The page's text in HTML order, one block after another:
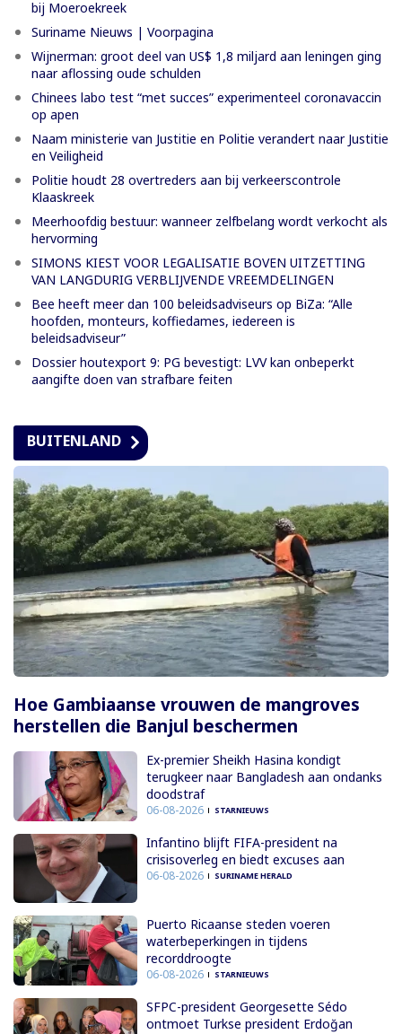
bij Moeroekreek
Suriname Nieuws | Voorpagina
Wijnerman: groot deel van US$ 1,8 miljard aan leningen ging
naar aflossing oude schulden
Chinees labo test “met succes” experimenteel coronavaccin
op apen
Naam ministerie van Justitie en Politie verandert naar Justitie
en Veiligheid
Politie houdt 28 overtreders aan bij verkeerscontrole
Klaaskreek
Meerhoofdig bestuur: wanneer zelfbelang wordt verkocht als
hervorming
SIMONS KIEST VOOR LEGALISATIE BOVEN UITZETTING
VAN LANGDURIG VERBLIJVENDE VREEMDELINGEN
Bee heeft meer dan 100 beleidsadviseurs op BiZa: “Alle
hoofden, monteurs, koffiedames, iedereen is
beleidsadviseur”
Dossier houtexport 9: PG bevestigt: LVV kan onbeperkt
aangifte doen van strafbare feiten
BUITENLAND
Hoe Gambiaanse vrouwen de mangroves
herstellen die Banjul beschermen
Ex-premier Sheikh Hasina kondigt
terugkeer naar Bangladesh aan ondanks
doodstraf
06-08-2026 STARNIEUWS
Infantino blijft FIFA-president na
crisisoverleg en biedt excuses aan
06-08-2026 SURINAME HERALD
Puerto Ricaanse steden voeren
waterbeperkingen in tijdens
recorddroogte
06-08-2026 STARNIEUWS
SFPC-president Georgesette Sédo
ontmoet Turkse president Erdoğan